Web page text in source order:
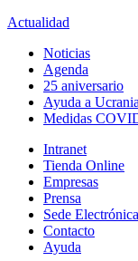
Actualidad
Noticias
Agenda
25 aniversario
Ayuda a Ucrania
Medidas
Intranet
Tienda Online
Empresas
Prensa
Sede Electrónica
Contacto
Ayuda